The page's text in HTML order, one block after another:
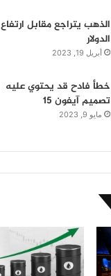
الذهب يتراجع مقابل ارتفاع
الدولار
أبريل 19, 2023
خطأ فادح قد يحتوي عليه
تصميم آيفون 15
مايو 9, 2023